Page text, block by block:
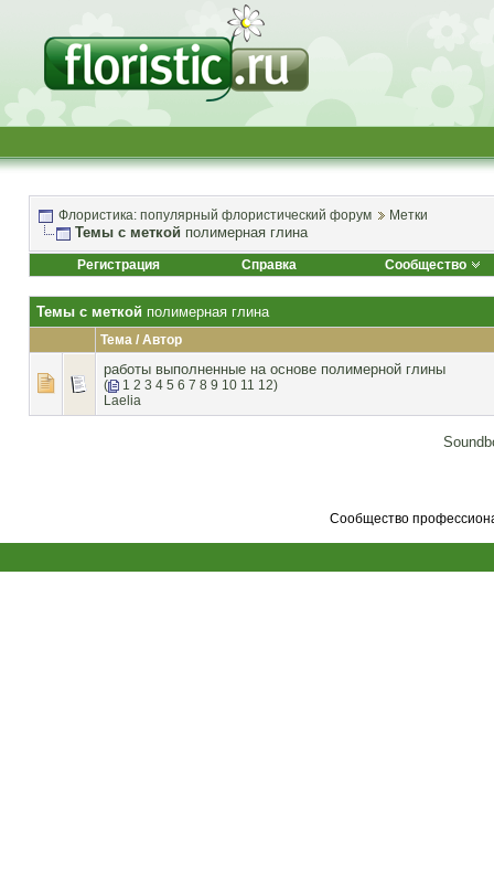
Флористика: популярный флористический форум Метки
Темы с меткой полимерная глина
Регистрация Справка Сообщество
Темы с меткой полимерная глина
Тема / Автор
работы выполненные на основе полимерной глины
( 1 2 3 4 5 6 7 8 9 10 11 12)
Laelia
Сообщество